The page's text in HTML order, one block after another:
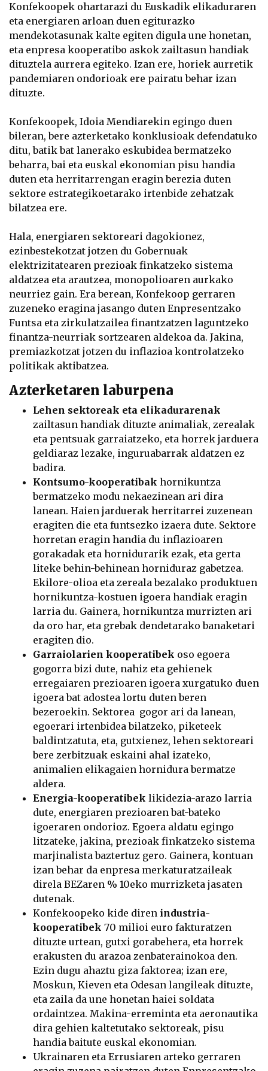
Konfekoopek ohartarazi du Euskadik elikaduraren
eta energiaren arloan duen egiturazko
mendekotasunak kalte egiten digula une honetan,
eta enpresa kooperatibo askok zailtasun handiak
dituztela aurrera egiteko. Izan ere, horiek aurretik
pandemiaren ondorioak ere pairatu behar izan
dituzte.
Konfekoopek, Idoia Mendiarekin egingo duen
bileran, bere azterketako konklusioak defendatuko
ditu, batik bat lanerako eskubidea bermatzeko
beharra, bai eta euskal ekonomian pisu handia
duten eta herritarrengan eragin berezia duten
sektore estrategikoetarako irtenbide zehatzak
bilatzea ere.
Hala, energiaren sektoreari dagokionez,
ezinbestekotzat jotzen du Gobernuak
elektrizitatearen prezioak finkatzeko sistema
aldatzea eta arautzea, monopolioaren aurkako
neurriez gain. Era berean, Konfekoop gerraren
zuzeneko eragina jasango duten Enpresentzako
Funtsa eta zirkulatzailea finantzatzen laguntzeko
finantza-neurriak sortzearen aldekoa da. Jakina,
premiazkotzat jotzen du inflazioa kontrolatzeko
politikak aktibatzea.
Azterketaren laburpena
Lehen sektoreak eta elikadurarenak
zailtasun handiak dituzte animaliak, zerealak
eta pentsuak garraiatzeko, eta horrek jarduera
geldiaraz lezake, inguruabarrak aldatzen ez
badira.
Kontsumo-kooperatibak hornikuntza
bermatzeko modu nekaezinean ari dira
lanean. Haien jarduerak herritarrei zuzenean
eragiten die eta funtsezko izaera dute. Sektore
horretan eragin handia du inflazioaren
gorakadak eta hornidurarik ezak, eta gerta
liteke behin-behinean horniduraz gabetzea.
Ekilore-olioa eta zereala bezalako produktuen
hornikuntza-kostuen igoera handiak eragin
larria du. Gainera, hornikuntza murrizten ari
da oro har, eta grebak dendetarako banaketari
eragiten dio.
Garraiolarien kooperatibek oso egoera
gogorra bizi dute, nahiz eta gehienek
erregaiaren prezioaren igoera xurgatuko duen
igoera bat adostea lortu duten beren
bezeroekin. Sektorea gogor ari da lanean,
egoerari irtenbidea bilatzeko, piketeek
baldintzatuta, eta, gutxienez, lehen sektoreari
bere zerbitzuak eskaini ahal izateko,
animalien elikagaien hornidura bermatze
aldera.
Energia-kooperatibek likidezia-arazo larria
dute, energiaren prezioaren bat-bateko
igoeraren ondorioz. Egoera aldatu egingo
litzateke, jakina, prezioak finkatzeko sistema
marjinalista baztertuz gero. Gainera, kontuan
izan behar da enpresa merkaturatzaileak
direla BEZaren % 10eko murrizketa jasaten
dutenak.
Konfekoopeko kide diren industria-
kooperatibek 70 milioi euro fakturatzen
dituzte urtean, gutxi gorabehera, eta horrek
erakusten du arazoa zenbaterainokoa den.
Ezin dugu ahaztu giza faktorea; izan ere,
Moskun, Kieven eta Odesan langileak dituzte,
eta zaila da une honetan haiei soldata
ordaintzea. Makina-erreminta eta aeronautika
dira gehien kaltetutako sektoreak, pisu
handia baitute euskal ekonomian.
Ukrainaren eta Errusiaren arteko gerraren